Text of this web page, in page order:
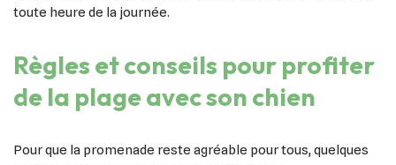
toute heure de la journée.
Règles et conseils pour profiter
de la plage avec son chien
Pour que la promenade reste agréable pour tous, quelques